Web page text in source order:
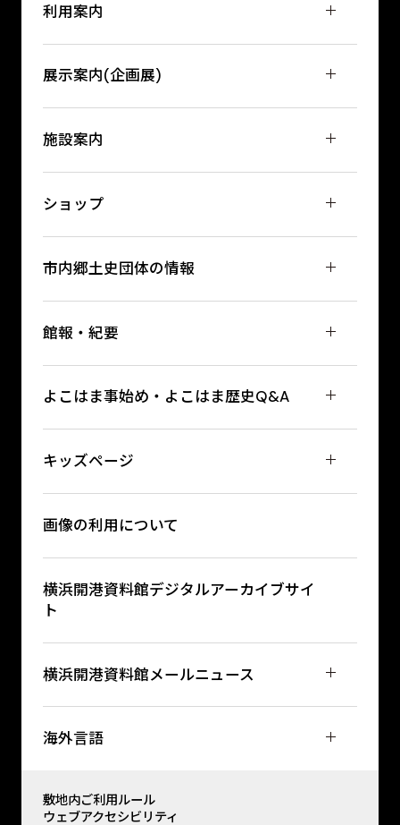
利用案内
展示案内(企画展)
施設案内
ショップ
市内郷土史団体の情報
館報・紀要
よこはま事始め・よこはま歴史Q&A
キッズページ
画像の利用について
横浜開港資料館デジタルアーカイブサイ
ト
横浜開港資料館メールニュース
海外言語
敷地内ご利用ルール
ウェブアクセシビリティ